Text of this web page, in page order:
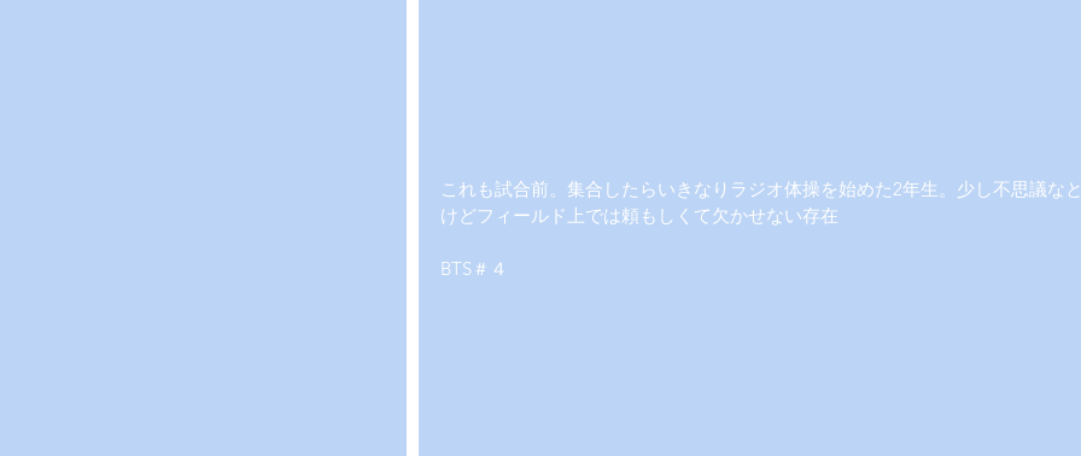
これも試合前。集合したらいきなりラジオ体操を始めた2年生。少し不思議な
けどフィールド上では頼もしくて欠かせない存在
BTS＃４